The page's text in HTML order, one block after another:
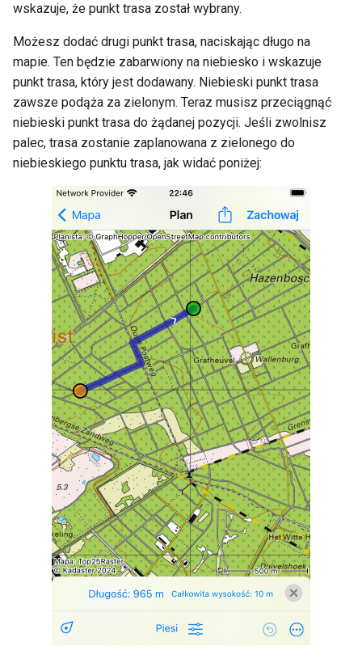
wskazuje, że punkt trasa został wybrany.
Możesz dodać drugi punkt trasa, naciskając długo na
mapie. Ten będzie zabarwiony na niebiesko i wskazuje
punkt trasa, który jest dodawany. Niebieski punkt trasa
zawsze podąża za zielonym. Teraz musisz przeciągnąć
niebieski punkt trasa do żądanej pozycji. Jeśli zwolnisz
palec, trasa zostanie zaplanowana z zielonego do
niebieskiego punktu trasa, jak widać poniżej: